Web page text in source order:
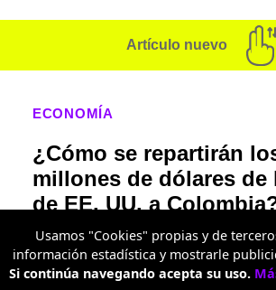
Artículo nuevo
ECONOMÍA
¿Cómo se repartirán
millones de dólares de
de EE. UU. a
La delegación de que envió
la posesión de Abelardo de la
anunció un paquete de ayudas
Usamos "Cookies" propias y de
información estadística y mostrarle
Si continúa navegando acepta su uso.